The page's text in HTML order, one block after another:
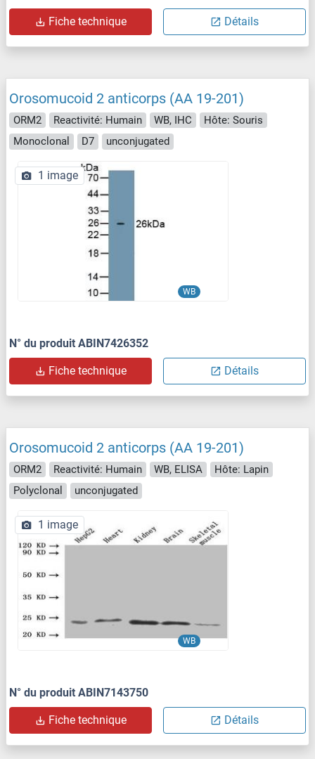
Fiche technique Détails
Orosomucoid 2 anticorps (AA 19-201)
ORM2 Reactivité: Humain WB, IHC
Hôte: Souris
Monoclonal
D7 unconjugated
WB
1 image
N° du produit ABIN7426352
Fiche technique Détails
Orosomucoid 2 anticorps (AA 19-201)
ORM2 Reactivité: Humain WB, ELISA
Hôte: Lapin
Polyclonal
unconjugated
WB
1 image
N° du produit ABIN7143750
Fiche technique Détails